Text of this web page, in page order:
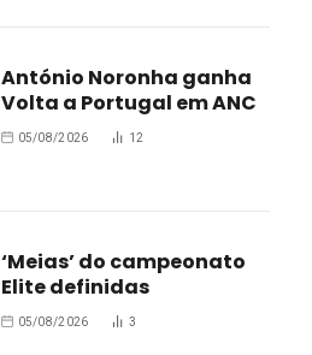
António Noronha ganha
Volta a Portugal em ANC
05/08/2026 12
‘Meias’ do campeonato
Elite definidas
05/08/2026 3